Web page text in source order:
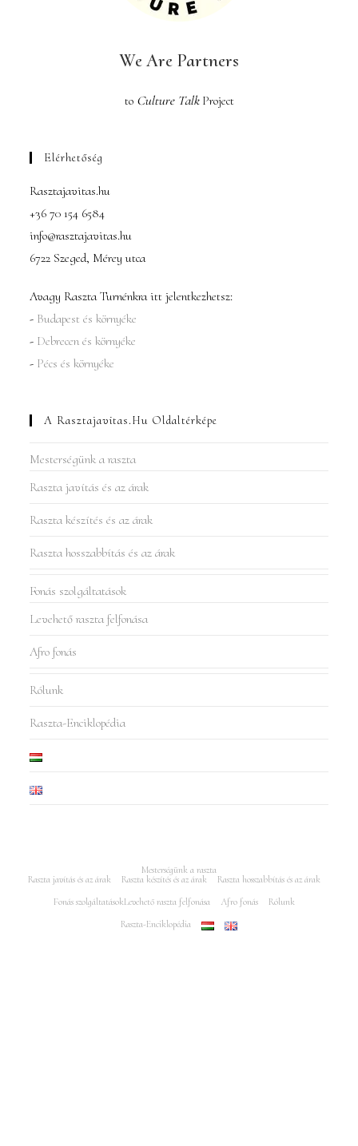
We Are Partners
to Culture TalkProject
Elérhetőség
Rasztajavitas.hu
+36 70 154 6584
info@rasztajavitas.hu
6722 Szeged, Mérey utca
Avagy Raszta Turnénkra itt jelentkezhetsz:
- Budapest és környéke
- Debrecen és környéke
- Pécs és környéke
A Rasztajavitas.hu Oldaltérképe
Mesterségünk a raszta
Raszta javítás és az árak
Raszta készítés és az árak
Raszta hosszabbítás és az árak
Fonás szolgáltatások
Levehető raszta felfonása
Afro fonás
Rólunk
Raszta-Enciklopédia
Mesterségünk a raszta
Raszta javítás és az árak
Raszta készítés és az árak
Raszta hosszabbítás és az árak
Fonás szolgáltatásokLevehető raszta felfonása Afro fonás
Rólunk
Raszta-Enciklopédia